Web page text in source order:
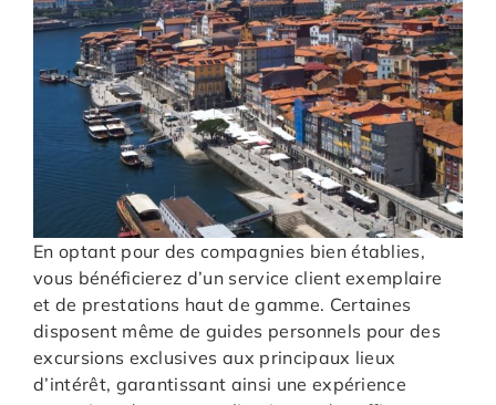
En optant pour des compagnies bien établies,
vous bénéficierez d’un service client exemplaire
et de prestations haut de gamme. Certaines
disposent même de guides personnels pour des
excursions exclusives aux principaux lieux
d’intérêt, garantissant ainsi une expérience